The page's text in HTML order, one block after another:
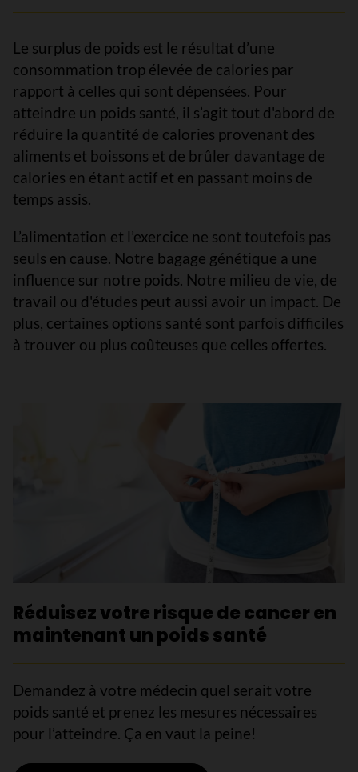
Le surplus de poids est le résultat d’une
consommation trop élevée de calories par
rapport à celles qui sont dépensées. Pour
atteindre un poids santé, il s’agit tout d'abord de
réduire la quantité de calories provenant des
aliments et boissons et de brûler davantage de
calories en étant actif et en passant moins de
temps assis.
L’alimentation et l’exercice ne sont toutefois pas
seuls en cause. Notre bagage génétique a une
influence sur notre poids. Notre milieu de vie, de
travail ou d'études peut aussi avoir un impact. De
plus, certaines options santé sont parfois difficiles
à trouver ou plus coûteuses que celles offertes.
Réduisez votre risque de cancer en
maintenant un poids santé
Demandez à votre médecin quel serait votre
poids santé et prenez les mesures nécessaires
pour l’atteindre. Ça en vaut la peine!